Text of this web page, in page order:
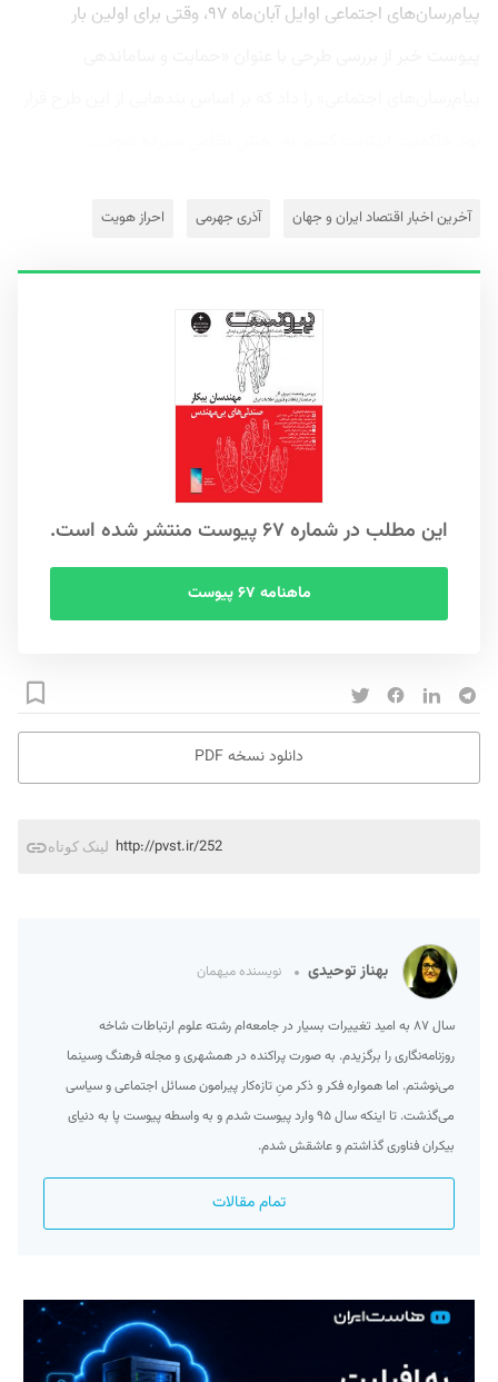
پیام‌رسان‌های اجتماعی اوایل آبان‌ماه ۹۷، وقتی برای اولین بار
آخرین اخبار اقتصاد ایران و جهان آذری جهرمی احراز هویت
این مطلب در شماره ۶۷ پیوست منتشر شده است.
ماهنامه ۶۷ پیوست
دانلود نسخه PDF
لینک کوتاه http://pvst.ir/252
بهناز توحیدی نویسنده میهمان
سال ۸۷ به امید تغییرات بسیار در جامعه‌ام رشته علوم ارتباطات شاخه
روزنامه‌نگاری را برگزیدم. به صورت پراکنده در همشهری و مجله فرهنگ وسینما
می‌نوشتم. اما همواره فکر و ذکر منِ تازه‌کار پیرامون مسائل اجتماعی و سیاسی
می‌گذشت. تا اینکه سال ۹۵ وارد پیوست شدم و به واسطه پیوست پا به دنیای
بیکران فناوری گذاشتم و عاشقش شدم.
تمام مقالات